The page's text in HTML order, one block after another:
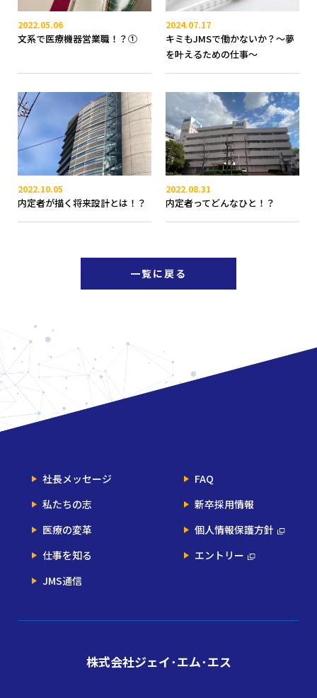
2022.05.06
文系で医療機器営業職！？➀
2024.07.17
キミもJMSで働かないか？〜夢
を叶えるための仕事〜
2022.10.05
内定者が描く将来設計とは！？
2022.08.31
内定者ってどんなひと！？
一覧に戻る
社長メッセージ
私たちの志
医療の変革
仕事を知る
JMS通信
FAQ
新卒採用情報
個人情報保護方針
エントリー
株式会社ジェイ･エム･エス